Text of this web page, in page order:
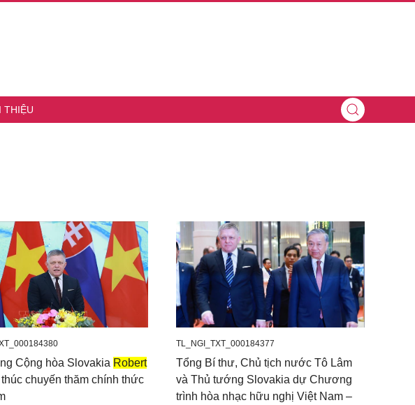
THIỆU
Cộng hòa Slovakia Robert
thúc chuyến thăm chính thức
TL_NGI_TXT_000184377
Tổng Bí thư, Chủ tịch nước Tô Lâm
và Thủ tướng Slovakia dự Chương
trình hòa nhạc hữu nghị Việt Nam –